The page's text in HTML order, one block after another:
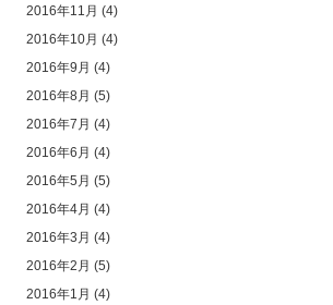
2016年11月 (4)
2016年10月 (4)
2016年9月 (4)
2016年8月 (5)
2016年7月 (4)
2016年6月 (4)
2016年5月 (5)
2016年4月 (4)
2016年3月 (4)
2016年2月 (5)
2016年1月 (4)